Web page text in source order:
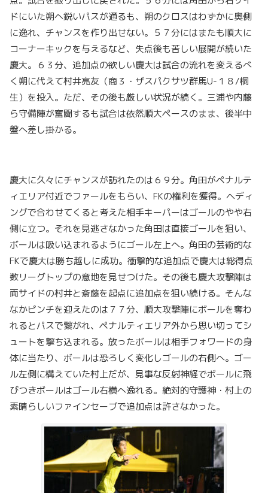
ドにいた朔へ鋭いパスが通るも、朔のクロスはわずかに奥側
に逸れ、チャンスを作り出せない。５７分にはまたも順大に
コーナーキックを与えるなど、失点後も苦しい展開が続いた
慶大。６３分、追加点の欲しい慶大は試合の流れを変えるべ
く朔に代えて村井亮友（商３・ザスパクサツ群馬U-１８/桐
生）を投入。ただ、その後も厳しい状況が続く。三浦や内藤
ら守備陣が奮闘するも試合は依然順大ペースのまま、後半中
盤へ差し掛かる。
慶大に久々にチャンスが訪れたのは６９分。角田がペナルテ
ィエリア付近でファールをもらい、FKの権利を獲得。ヘディ
ングで合わせてくると考えた相手キーパーはゴールのやや右
側に立つ。それを見逃さなかった角田は直接ゴールを狙い、
ボールは吸い込まれるようにゴール左上へ。角田の芸術的な
FKで慶大は勝ち越しに成功。衝撃的な追加点で慶大は総得点
数リーグトップの意地を見せつけた。その後も慶大攻撃陣は
両サイドの村井と斎藤を起点に追加点を狙い続ける。そんな
なかピンチを迎えたのは７７分、順大攻撃陣にボールを奪わ
れるとパスで繋がれ、ペナルティエリア外から思い切ってシ
ュートを撃ち込まれる。放ったボールは相手フォワードの身
体に当たり、ボールは恐ろしく変化しゴールの右側へ。ゴー
ル左側に構えていた村上だが、見事な反射神経でボールに飛
びつきボールはゴール右横へ逸れる。絶対的守護神・村上の
素晴らしいファインセーブで追加点は許さなかった。